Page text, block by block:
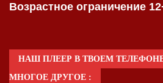
Возрастное ограничение
НАШ ПЛЕЕР В ТВОЕМ
МНОГОЕ ДРУГОЕ :